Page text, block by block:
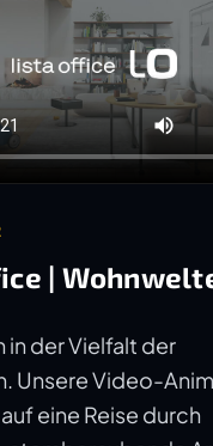
|
in der Vielfalt der
Unsere Video-
eine Reise durch